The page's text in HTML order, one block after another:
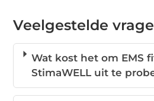
Veelgestelde
Wat kost het om EMS
StimaWELL uit te